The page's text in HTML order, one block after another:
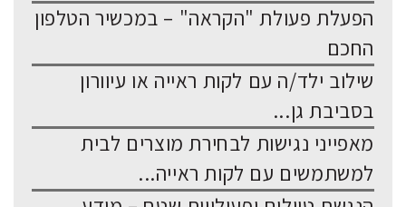
הפעלת פעולת "הקראה" – במכשיר הטלפון
החכם
שילוב ילד/ה עם לקות ראייה או עיוורון
בסביבת גן...
מאפייני נגישות לבחירת מוצרים לבית
למשתמשים עם לקות ראייה...